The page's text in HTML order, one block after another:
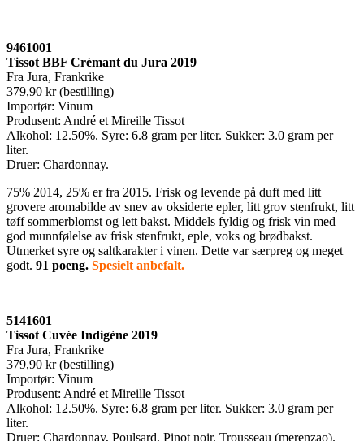
9461001
Tissot BBF Crémant du Jura 2019
Fra Jura, Frankrike
379,90 kr (bestilling)
Importør: Vinum
Produsent: André et Mireille Tissot
Alkohol: 12.50%. Syre: 6.8 gram per liter. Sukker: 3.0 gram per
liter.
Druer: Chardonnay.
75% 2014, 25% er fra 2015. Frisk og levende på duft med litt
grovere aromabilde av snev av oksiderte epler, litt grov stenfrukt, litt
tøff sommerblomst og lett bakst. Middels fyldig og frisk vin med
god munnfølelse av frisk stenfrukt, eple, voks og brødbakst.
Utmerket syre og saltkarakter i vinen. Dette var særpreg og meget
godt. 91 poeng. Spesielt anbefalt.
5141601
Tissot Cuvée Indigène 2019
Fra Jura, Frankrike
379,90 kr (bestilling)
Importør: Vinum
Produsent: André et Mireille Tissot
Alkohol: 12.50%. Syre: 6.8 gram per liter. Sukker: 3.0 gram per
liter.
Druer: Chardonnay, Poulsard, Pinot noir, Trousseau (merenzao).